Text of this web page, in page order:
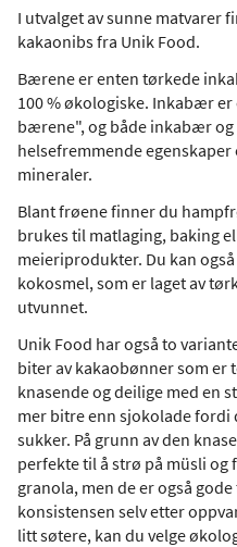
I utvalget av sunne matvarer
kakaonibs fra Unik Food.
Bærene er enten tørkede
100 % økologiske. Inkabær
bærene", og både inkabær
helsefremmende
mineraler.
Blant frøene finner du
brukes til matlaging, baking
meieriprodukter. Du kan
kokosmel, som er laget av
utvunnet.
Unik Food har også to
biter av kakaobønner som er
knasende og deilige med en
mer bitre enn sjokolade fordi
sukker. På grunn av den
perfekte til å strø på müsli og
granola, men de er også
konsistensen selv etter
litt søtere, kan du velge